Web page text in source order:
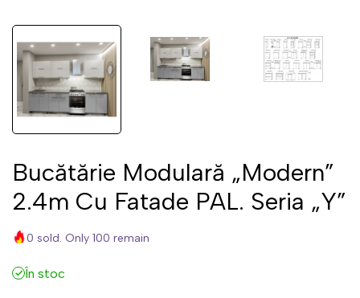
Bucătărie Modulară „Modern”
2.4m Cu Fatade PAL. Seria „Y”
0 sold. Only 100 remain
În stoc